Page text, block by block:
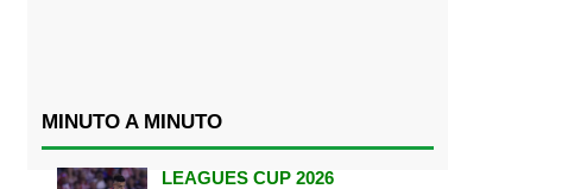
MINUTO A MINUTO
LEAGUES CUP 2026